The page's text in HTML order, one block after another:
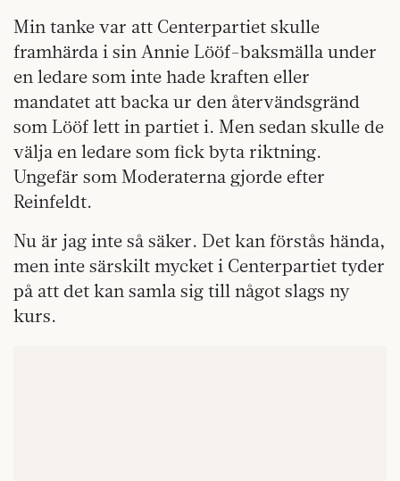
Min tanke var att Centerpartiet skulle
framhärda i sin Annie Lööf-baksmälla under
en ledare som inte hade kraften eller
mandatet att backa ur den återvändsgränd
som Lööf lett in partiet i. Men sedan skulle de
välja en ledare som fick byta riktning.
Ungefär som Moderaterna gjorde efter
Reinfeldt.
Nu är jag inte så säker. Det kan förstås hända,
men inte särskilt mycket i Centerpartiet tyder
på att det kan samla sig till något slags ny
kurs.